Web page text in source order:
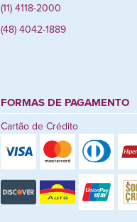
(11) 4118-2000
(48) 4042-1889
FORMAS DE PAGAMENTO
Cartão de Crédito